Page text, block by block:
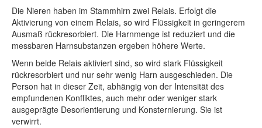
Die Nieren haben im Stammhirn zwei Relais. Erfolgt die
Aktivierung von einem Relais, so wird Flüssigkeit in geringerem
Ausmaß rückresorbiert. Die Harnmenge ist reduziert und die
messbaren Harnsubstanzen ergeben höhere Werte.
Wenn beide Relais aktiviert sind, so wird stark Flüssigkeit
rückresorbiert und nur sehr wenig Harn ausgeschieden. Die
Person hat in dieser Zeit, abhängig von der Intensität des
empfundenen Konfliktes, auch mehr oder weniger stark
ausgeprägte Desorientierung und Konsternierung. Sie ist
verwirrt.